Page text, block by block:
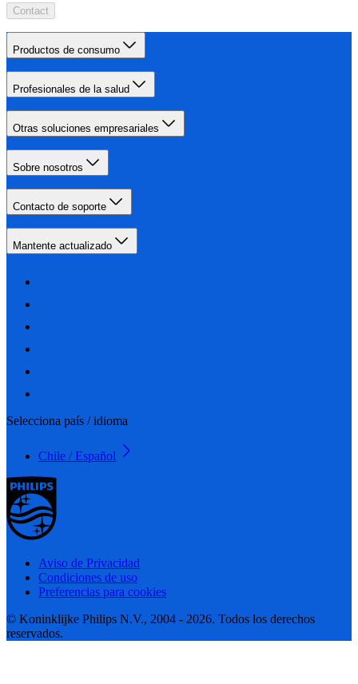
Contact
Productos de consumo
Profesionales de la salud
Otras soluciones empresariales
Sobre nosotros
Contacto de soporte
Mantente actualizado
Selecciona país / idioma
Chile / Español
Aviso de Privacidad
Condiciones de uso
Preferencias para cookies
© Koninklijke Philips N.V., 2004 - 2026. Todos los derechos
reservados.